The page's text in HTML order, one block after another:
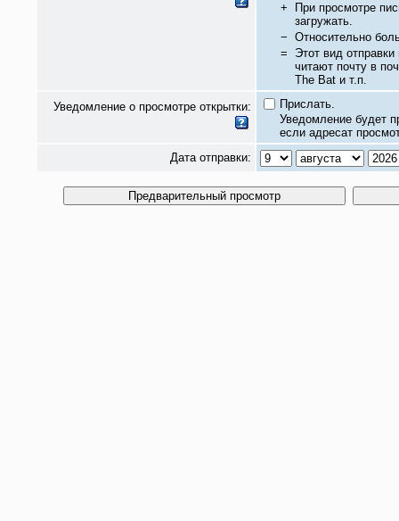
+
При просмотре
загружать.
− Относительно
= Этот вид
читают почту в
The Bat и т.п.
Уведомление о просмотре открытки:
Прислать.
Уведомление будет
если адресат
Дата отправки: